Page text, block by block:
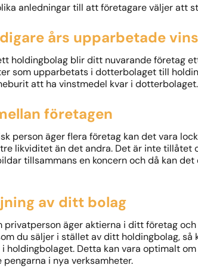
anledningar till att företagare väljer att
års upparbetade
holdingbolag blir ditt nuvarande företag
som upparbetats i dotterbolaget till
att ha vinstmedel kvar i
företagen
person äger flera företag kan det vara
likviditet än det andra. Det är inte tillåtet
tillsammans en koncern och då kan
av ditt bolag
privatperson äger aktierna i ditt företag
du säljer i stället av ditt holdingbolag,
holdingbolaget. Detta kan vara optimalt
i nya verksamheter.